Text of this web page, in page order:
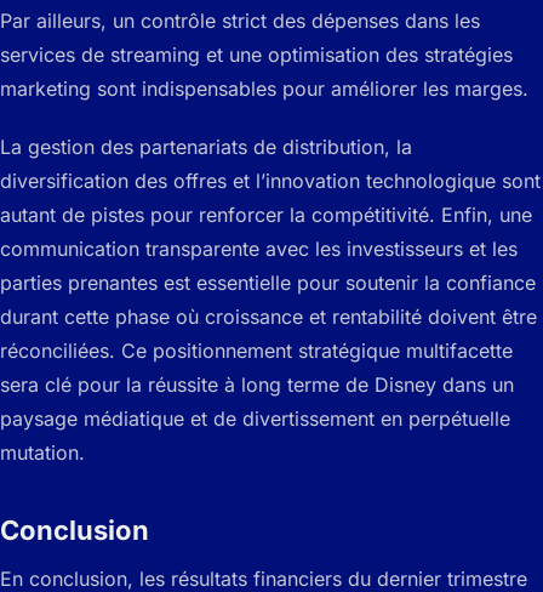
Par ailleurs, un contrôle strict des dépenses dans les
services de streaming et une optimisation des stratégies
marketing sont indispensables pour améliorer les marges.
La gestion des partenariats de distribution, la
diversification des offres et l’innovation technologique sont
autant de pistes pour renforcer la compétitivité. Enfin, une
communication transparente avec les investisseurs et les
parties prenantes est essentielle pour soutenir la confiance
durant cette phase où croissance et rentabilité doivent être
réconciliées. Ce positionnement stratégique multifacette
sera clé pour la réussite à long terme de Disney dans un
paysage médiatique et de divertissement en perpétuelle
mutation.
Conclusion
En conclusion, les résultats financiers du dernier trimestre